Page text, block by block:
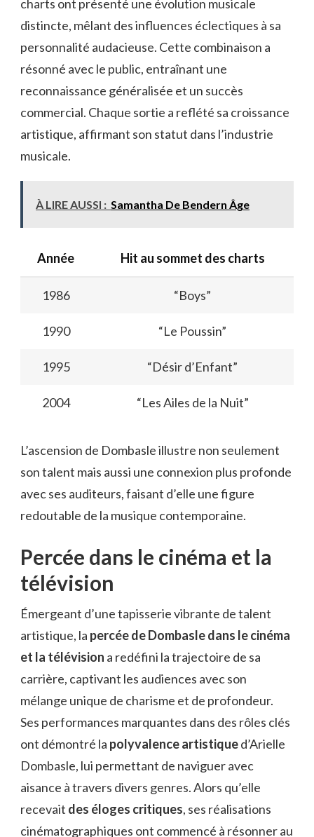
charts ont présenté une évolution musicale
distincte, mêlant des influences éclectiques à sa
personnalité audacieuse. Cette combinaison a
résonné avec le public, entraînant une
reconnaissance généralisée et un succès
commercial. Chaque sortie a reflété sa croissance
artistique, affirmant son statut dans l’industrie
musicale.
À LIRE AUSSI : Samantha De Bendern Âge
Année Hit au sommet des charts
1986 “Boys”
1990 “Le Poussin”
1995 “Désir d’Enfant”
2004 “Les Ailes de la Nuit”
L’ascension de Dombasle illustre non seulement
son talent mais aussi une connexion plus profonde
avec ses auditeurs, faisant d’elle une figure
redoutable de la musique contemporaine.
Percée dans le cinéma et la
télévision
Émergeant d’une tapisserie vibrante de talent
artistique, la percée de Dombasle dans le cinéma
et la télévision a redéfini la trajectoire de sa
carrière, captivant les audiences avec son
mélange unique de charisme et de profondeur.
Ses performances marquantes dans des rôles clés
ont démontré la polyvalence artistiqued’Arielle
Dombasle, lui permettant de naviguer avec
aisance à travers divers genres. Alors qu’elle
recevait des éloges critiques, ses réalisations
cinématographiques ont commencé à résonner au